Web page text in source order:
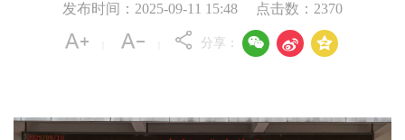
发布时间：2025-09-11 15:48
点击数： 2370
分享：   